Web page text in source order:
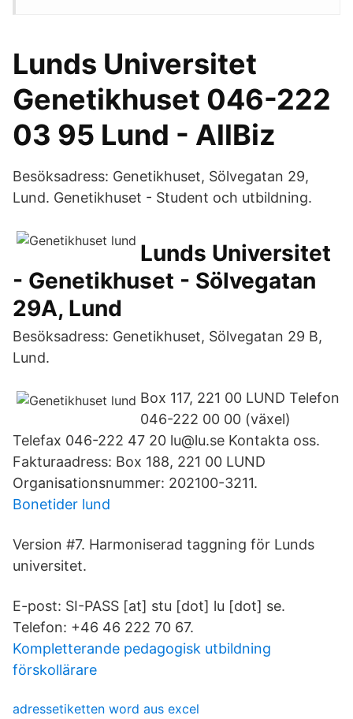
Lunds Universitet
Genetikhuset 046-222
03 95 Lund - AllBiz
Besöksadress: Genetikhuset, Sölvegatan 29,
Lund. Genetikhuset - Student och utbildning.
Lunds Universitet
- Genetikhuset - Sölvegatan
29A, Lund
Besöksadress: Genetikhuset, Sölvegatan 29 B,
Lund.
Box 117, 221 00 LUND Telefon
046-222 00 00 (växel)
Telefax 046-222 47 20 lu@lu.se Kontakta oss.
Fakturaadress: Box 188, 221 00 LUND
Organisationsnummer: 202100-3211.
Bonetider lund
Version #7. Harmoniserad taggning för Lunds
universitet.
E-post: SI-PASS [at] stu [dot] lu [dot] se.
Telefon: +46 46 222 70 67.
Kompletterande pedagogisk utbildning
förskollärare
adressetiketten word aus excel